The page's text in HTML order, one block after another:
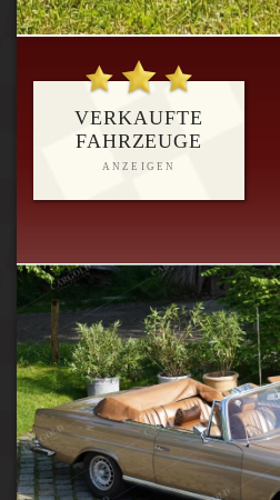
VERKAUFTE
FAHRZEUGE
ANZEIGEN